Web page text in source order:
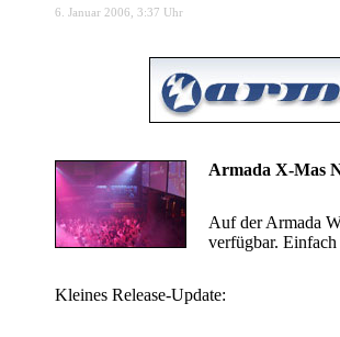
6. Januar 2006, 3:37 Uhr
Armada X-Mas
Auf der Armada
verfügbar.
Kleines Release-Update: